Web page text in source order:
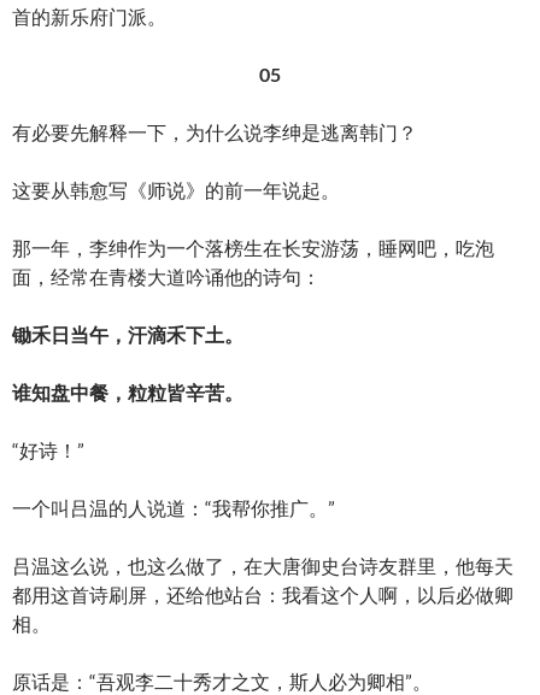
首的新乐府门派。
05
有必要先解释一下，为什么说李绅是逃离韩门？
这要从韩愈写《师说》的前一年说起。
那一年，李绅作为一个落榜生在长安游荡，睡网吧，吃泡
面，经常在青楼大道吟诵他的诗句：
锄禾日当午，汗滴禾下土。
谁知盘中餐，粒粒皆辛苦。
“好诗！”
一个叫吕温的人说道：“我帮你推广。”
吕温这么说，也这么做了，在大唐御史台诗友群里，他每天
都用这首诗刷屏，还给他站台：我看这个人啊，以后必做卿
相。
原话是：“吾观李二十秀才之文，斯人必为卿相”。